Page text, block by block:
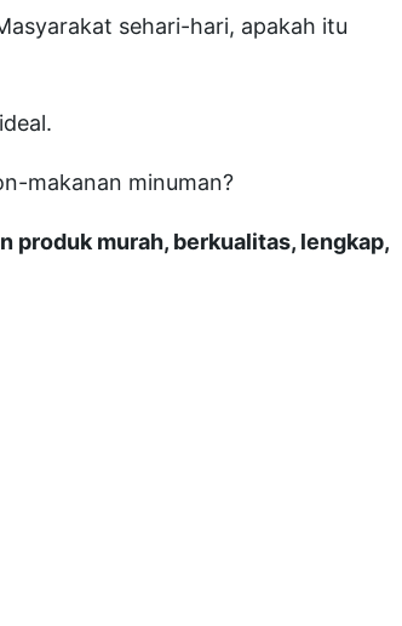
sehari-hari, apakah itu
makanan minuman?
produk murah, berkualitas, lengkap,